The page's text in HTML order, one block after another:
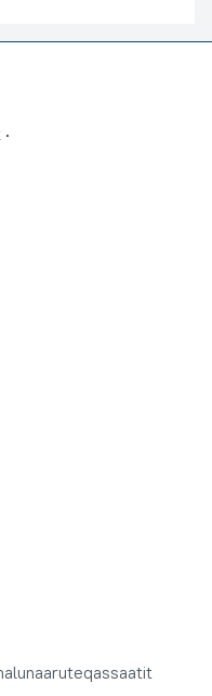
·